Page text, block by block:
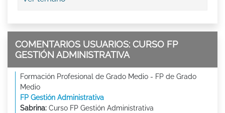
COMENTARIOS USUARIOS: CURSO FP
GESTIÓN ADMINISTRATIVA
Formación Profesional de Grado Medio - FP de Grado
Medio
FP Gestión Administrativa
Sabrina: Curso FP Gestión Administrativa